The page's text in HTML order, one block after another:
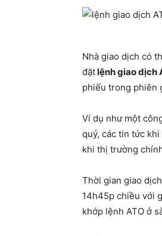
Nhà giao dịch có
đặtlệnh giao dịch
phiếu trong phiên
Ví dụ như một
quý, các tin tức
khi thị trường
Thời gian giao
14h45p chiều với
khớp lệnh ATO ở